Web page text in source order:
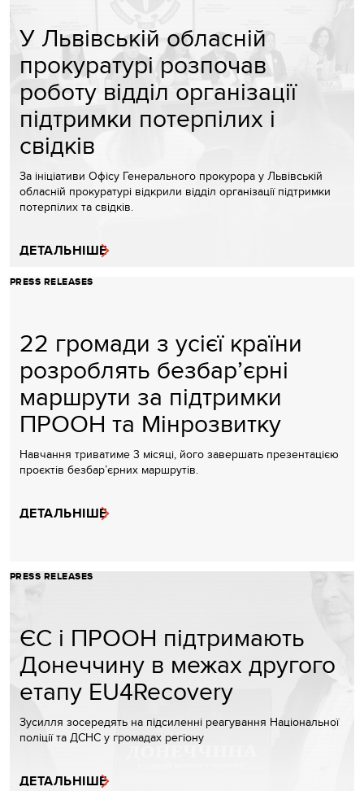
У Львівській обласній
прокуратурі розпочав
роботу відділ організації
підтримки потерпілих і
свідків
За ініціативи Офісу Генерального прокурора у Львівській
обласній прокуратурі відкрили відділ організації підтримки
потерпілих та свідків.
ДЕТАЛЬНІШЕ
PRESS RELEASES
22 громади з усієї країни
розроблять безбар’єрні
маршрути за підтримки
ПРООН та Мінрозвитку
Навчання триватиме 3 місяці, його завершать презентацією
проєктів безбар’єрних маршрутів.
ДЕТАЛЬНІШЕ
PRESS RELEASES
ЄС і ПРООН підтримають
Донеччину в межах другого
етапу EU4Recovery
Зусилля зосередять на підсиленні реагування Національної
поліції та ДСНС у громадах регіону
ДЕТАЛЬНІШЕ